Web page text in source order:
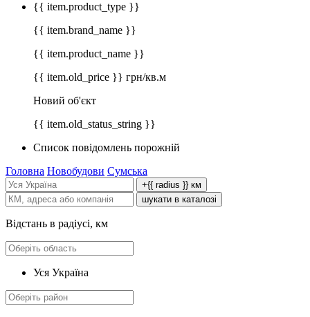
{{ item.product_type }}
{{ item.brand_name }}
{{ item.product_name }}
{{ item.old_price }} грн/кв.м
Новий об'єкт
{{ item.old_status_string }}
Список повідомлень порожній
Головна Новобудови Сумська
+{{ radius }} км
шукати в каталозі
Відстань в радіусі, км
Уся Україна